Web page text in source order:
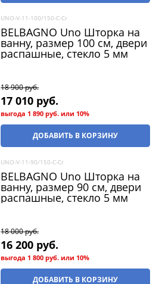
UNO-V-11-100/150-C-Cr
BELBAGNO Uno Шторка на
ванну, размер 100 см, двери
распашные, стекло 5 мм
18 900 руб.
17 010 руб.
выгода 1 890 руб. или 10%
ДОБАВИТЬ В КОРЗИНУ
UNO-V-11-90/150-C-Cr
BELBAGNO Uno Шторка на
ванну, размер 90 см, двери
распашные, стекло 5 мм
18 000 руб.
16 200 руб.
выгода 1 800 руб. или 10%
ДОБАВИТЬ В КОРЗИНУ